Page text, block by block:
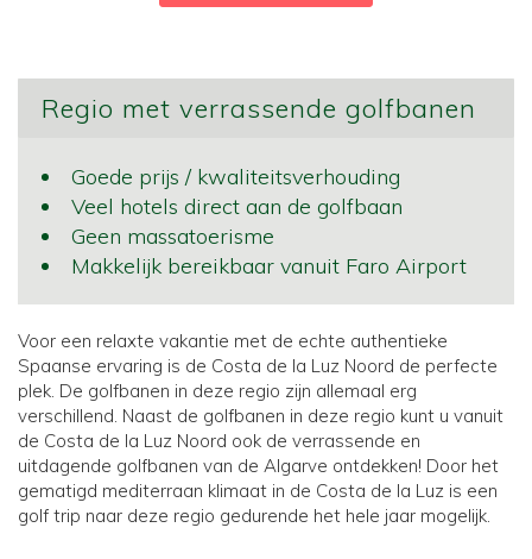
Regio met verrassende golfbanen
Goede prijs / kwaliteitsverhouding
Veel hotels direct aan de golfbaan
Geen massatoerisme
Makkelijk bereikbaar vanuit Faro Airport
Voor een relaxte vakantie met de echte authentieke
Spaanse ervaring is de Costa de la Luz Noord de perfecte
plek. De golfbanen in deze regio zijn allemaal erg
verschillend. Naast de golfbanen in deze regio kunt u vanuit
de Costa de la Luz Noord ook de verrassende en
uitdagende golfbanen van de Algarve ontdekken! Door het
gematigd mediterraan klimaat in de Costa de la Luz is een
golf trip naar deze regio gedurende het hele jaar mogelijk.